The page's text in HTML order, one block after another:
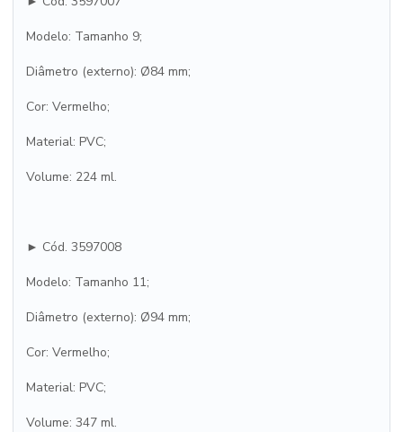
Modelo: Tamanho 9;
Diâmetro (externo): Ø84 mm;
Cor: Vermelho;
Material: PVC;
Volume: 224 ml.
► Cód. 3597008
Modelo: Tamanho 11;
Diâmetro (externo): Ø94 mm;
Cor: Vermelho;
Material: PVC;
Volume: 347 ml.